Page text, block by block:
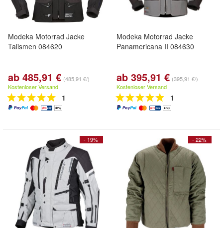
Modeka Motorrad Jacke
Talismen 084620
ab 485,91 € (485,91 €/)
Kostenloser Versand
1
Modeka Motorrad Jacke
Panamericana II 084630
ab 395,91 € (395,91 €/)
Kostenloser Versand
1
- 19% - 22%